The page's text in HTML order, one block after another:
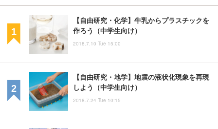
【自由研究・化学】牛乳からプラスチックを
作ろう（中学生向け）
2018.7.10 Tue 15:00
【自由研究・地学】地震の液状化現象を再現
しよう（中学生向け）
2018.7.24 Tue 10:15